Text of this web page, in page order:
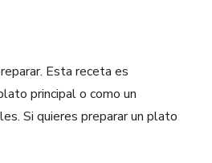
Esta receta es
principal o como un
Si quieres preparar un plato